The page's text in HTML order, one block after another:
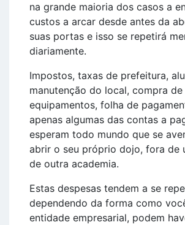
na grande maioria dos casos a
custos a arcar desde antes da
suas portas e isso se repetirá
diariamente.
Impostos, taxas de prefeitura,
manutenção do local, compra de
equipamentos, folha de
apenas algumas das contas a
esperam todo mundo que se
abrir o seu próprio dojo, fora de
de outra academia.
Estas despesas tendem a se
dependendo da forma como
entidade empresarial, podem